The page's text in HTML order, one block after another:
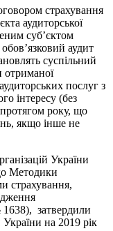
страхування
аудиторської
суб’єктом
аудит
суспільний
отриманої
послуг з
інтересу (без
року, що
якщо інше не
України
Методики
страхування,
затвердили
на 2019 рік